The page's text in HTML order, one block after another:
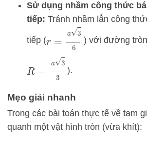
Sử dụng nhầm công thức
tiếp: Tránh nhầm lẫn công
tiếp (
36
) với đường
33
).
Mẹo giải nhanh
Trong các bài toán thực tế về tam
quanh một vật hình tròn (vừa khít):